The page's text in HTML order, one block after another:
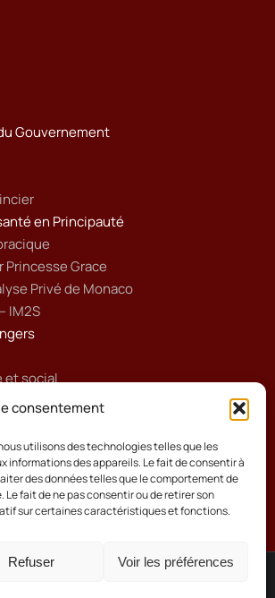
consentement
utilisons des technologies telles que les
informations des appareils. Le fait de consentir à
des données telles que le comportement de
Le fait de ne pas consentir ou de retirer son
sur certaines caractéristiques et fonctions.
Refuser Voir les préférences
Gouvernement
en Principauté
Grace
Privé de Monaco
IM2S
et social
médecins français